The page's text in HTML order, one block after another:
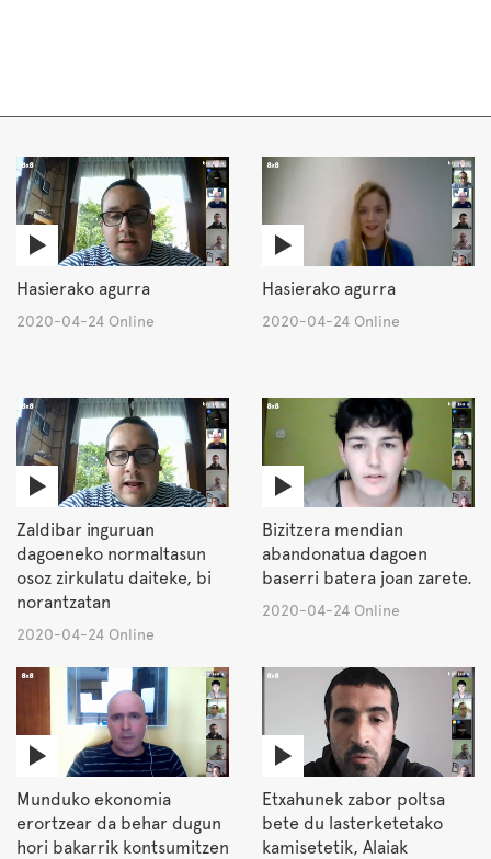
Hasierako agurra
2020-04-24 Online
Hasierako agurra
2020-04-24 Online
Zaldibar inguruan
dagoeneko normaltasun
osoz zirkulatu daiteke, bi
norantzatan
2020-04-24 Online
Bizitzera mendian
abandonatua dagoen
baserri batera joan zarete.
2020-04-24 Online
Munduko ekonomia
erortzear da behar dugun
hori bakarrik kontsumitzen
Etxahunek zabor poltsa
bete du lasterketetako
kamisetetik, Alaiak